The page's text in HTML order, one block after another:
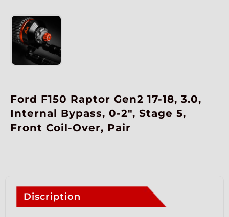
Ford F150 Raptor Gen2 17-18, 3.0,
Internal Bypass, 0-2″, Stage 5,
Front Coil-Over, Pair
Discription